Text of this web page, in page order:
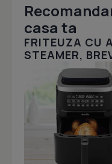
casa ta
FRITEUZA CU
STEAMER,